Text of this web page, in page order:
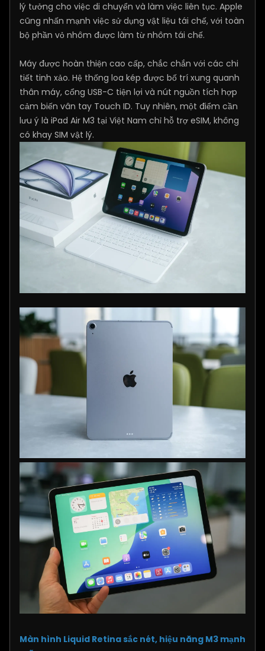
lý tưởng cho việc di chuyển và làm việc liên tục. Apple
cũng nhấn mạnh việc sử dụng vật liệu tái chế, với toàn
bộ phần vỏ nhôm được làm từ nhôm tái chế.
Máy được hoàn thiện cao cấp, chắc chắn với các chi
tiết tinh xảo. Hệ thống loa kép được bố trí xung quanh
thân máy, cổng USB-C tiện lợi và nút nguồn tích hợp
cảm biến vân tay Touch ID. Tuy nhiên, một điểm cần
lưu ý là iPad Air M3 tại Việt Nam chỉ hỗ trợ eSIM, không
có khay SIM vật lý.
Màn hình Liquid Retina sắc nét, hiệu năng M3 mạnh